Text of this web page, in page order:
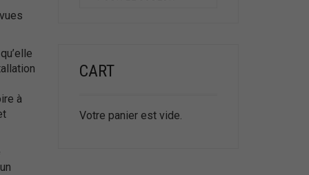
à
CART
Votre panier est vide.